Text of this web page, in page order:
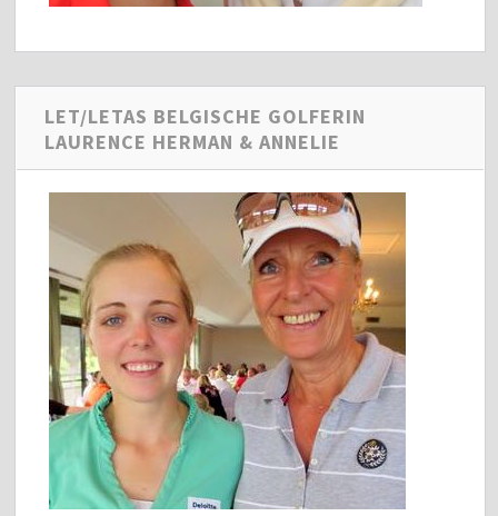
LET/LETAS BELGISCHE GOLFERIN
LAURENCE HERMAN & ANNELIE